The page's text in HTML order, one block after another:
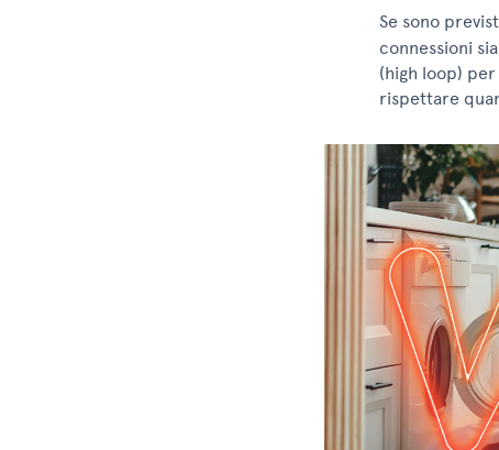
Se sono
connessioni
(high loop)
rispettare